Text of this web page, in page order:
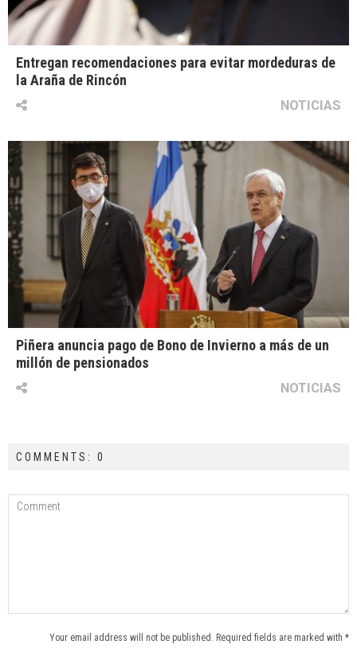
Entregan recomendaciones para evitar mordeduras de
la Araña de Rincón
NOTICIAS
Piñera anuncia pago de Bono de Invierno a más de un
millón de pensionados
NOTICIAS
COMMENTS: 0
Your email address will not be published. Required fields are marked with *